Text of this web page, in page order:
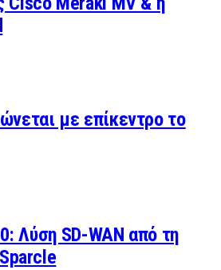
με επίκεντρο το
Λύση SD-WAN από τη